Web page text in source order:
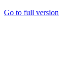
Go to full version